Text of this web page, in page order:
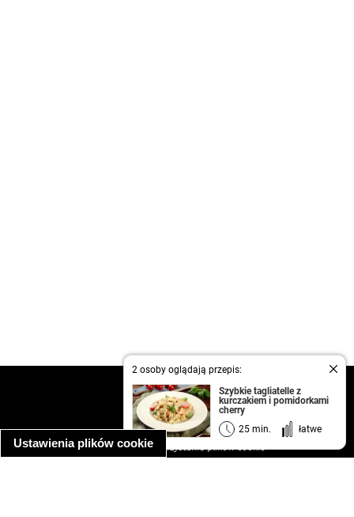
Ustawienia plików cookie
2 osoby oglądają przepis:
Szybkie tagliatelle z
kurczakiem i pomidorkami
cherry
25 min.
łatwe
kontakt
regulamin
informacja o prywatności
informacja o wykorzystaniu plików cookie